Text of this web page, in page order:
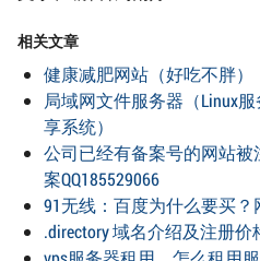
相关文章
健康减肥网站（好吃不胖）
局域网文件服务器（Linux
享系统）
公司已经有备案号的网站
案QQ185529066
91无线：百度为什么要买？
.directory 域名介绍及注册价